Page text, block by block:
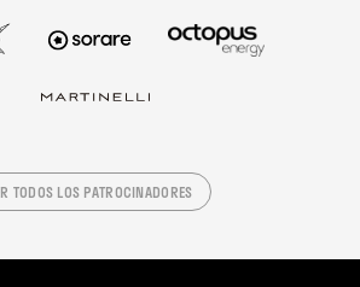
TODOS LOS PATROCINADORES